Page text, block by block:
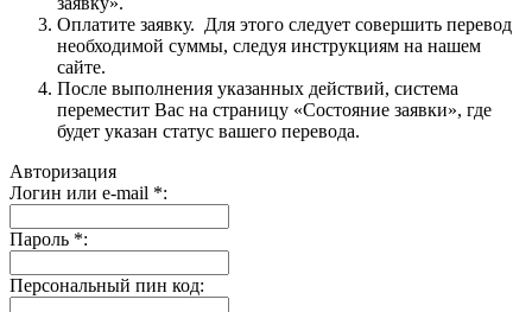
Оплатите заявку. Для этого следует совершить перевод
необходимой суммы, следуя инструкциям на нашем
сайте.
После выполнения указанных действий, система
переместит Вас на страницу «Состояние заявки», где
будет указан статус вашего перевода.
Авторизация
Логин или e-mail *:
Пароль *:
Персональный пин код: